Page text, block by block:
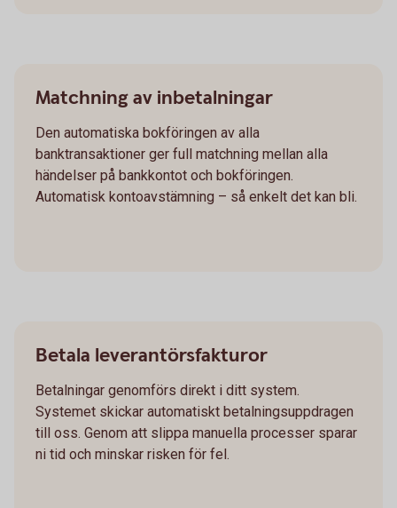
Matchning av inbetalningar
Den automatiska bokföringen av alla
banktransaktioner ger full matchning mellan alla
händelser på bankkontot och bokföringen.
Automatisk kontoavstämning – så enkelt det kan bli.
Betala leverantörsfakturor
Betalningar genomförs direkt i ditt system.
Systemet skickar automatiskt betalningsuppdragen
till oss. Genom att slippa manuella processer sparar
ni tid och minskar risken för fel.